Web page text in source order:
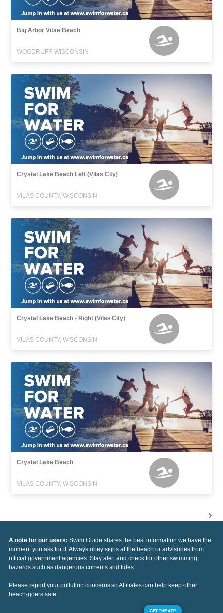
Big Arbor Vitae Beach
WOODRUFF, WISCONSIN
Crystal Lake Beach Left (Vilas City)
VILAS COUNTY, WISCONSIN
Crystal Lake Beach - Right (Vilas City)
VILAS COUNTY, WISCONSIN
Crystal Lake Beach
VILAS COUNTY, WISCONSIN
A note for our users: Swim Guide shares the best information we have the
moment you ask for it. Always obey signs at the beach or advisories from
official government agencies. Stay alert and check for other swimming
hazards such as dangerous currents and tides.
Please report your pollution concerns so Affiliates can help keep other
beach-goers safe.
GET THE APP